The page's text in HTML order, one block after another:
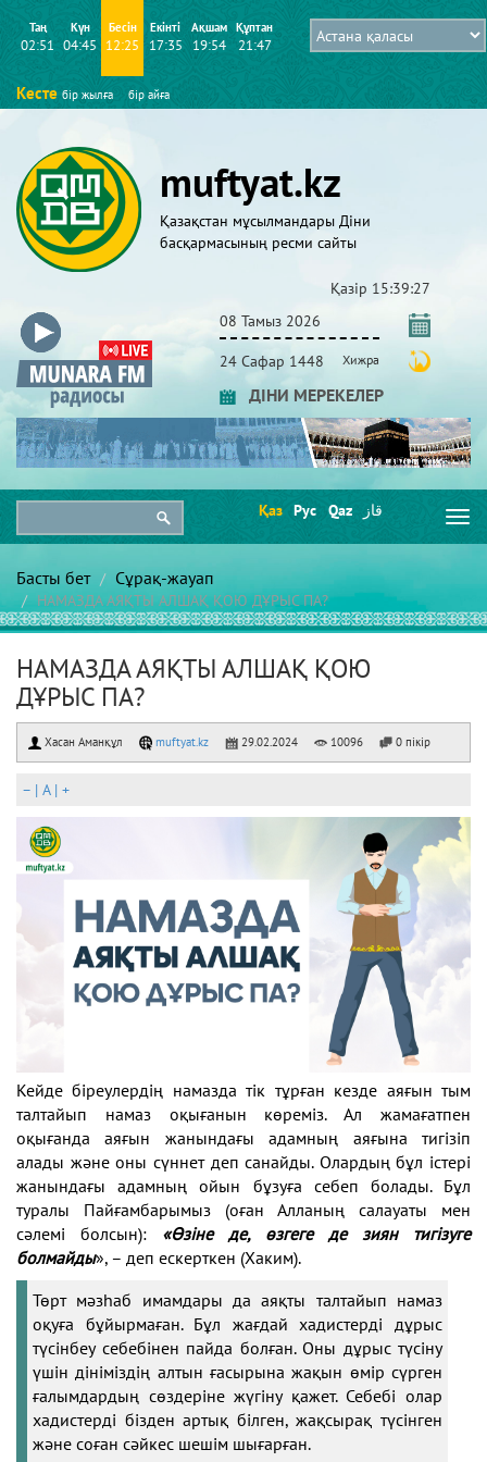
Таң
02:51
Күн
04:45
Бесін
12:25
Екінті
17:35
Ақшам
19:54
Құптан
21:47
Кесте бір жылға бір айға
muftyat.kz
Қазақстан мұсылмандары Діни
басқармасының ресми сайты
Қазір 15:39:27
08 Тамыз 2026
24 Сафар 1448 Хижра
ДІНИ МЕРЕКЕЛЕР
Қаз Рус Qaz قاز
Басты бет Сұрақ-жауап
НАМАЗДА АЯҚТЫ АЛШАҚ ҚОЮ ДҰРЫС ПА?
НАМАЗДА АЯҚТЫ АЛШАҚ ҚОЮ
ДҰРЫС ПА?
Хасан Аманқұл muftyat.kz 29.02.2024 10096 0 пікір
– | A| +
Кейде біреулердің намазда тік тұрған кезде аяғын тым
талтайып намаз оқығанын көреміз. Ал жамағатпен
оқығанда аяғын жанындағы адамның аяғына тигізіп
алады және оны сүннет деп санайды. Олардың бұл істері
жанындағы адамның ойын бұзуға себеп болады. Бұл
туралы Пайғамбарымыз (оған Алланың салауаты мен
сәлемі болсын): «Өзіне де, өзгеге де зиян тигізуге
болмайды», – деп ескерткен (Хаким).
Төрт мәзһаб имамдары да аяқты талтайып намаз
оқуға бұйырмаған. Бұл жағдай хадистерді дұрыс
түсінбеу себебінен пайда болған. Оны дұрыс түсіну
үшін дініміздің алтын ғасырына жақын өмір сүрген
ғалымдардың сөздеріне жүгіну қажет. Себебі олар
хадистерді бізден артық білген, жақсырақ түсінген
және соған сәйкес шешім шығарған.